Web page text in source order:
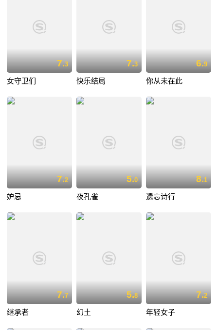
7.3
女守卫们
7.3
快乐结局
6.9
你从未在此
7.2
妒忌
5.0
夜孔雀
8.1
遗忘诗行
7.7
继承者
5.8
幻土
7.2
年轻女子